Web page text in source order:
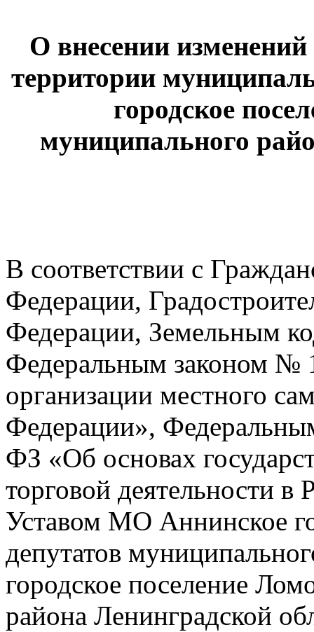
О внесении
территории
городское
муниципального
В соответствии с
Федерации,
Федерации, Земельным
Федеральным законом
организации местного
Федерации»,
ФЗ «Об основах
торговой деятельности
Уставом МО Аннинское
депутатов
городское поселение
района Ленинградской